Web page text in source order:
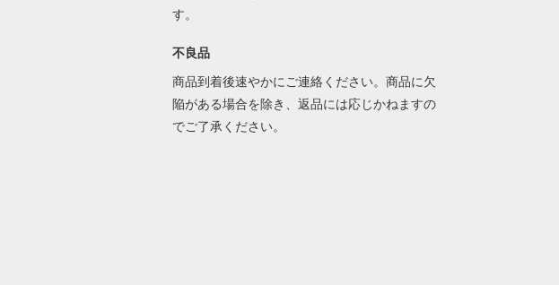
す。
不良品
商品到着後速やかにご連絡ください。商品に欠
陥がある場合を除き、返品には応じかねますの
でご了承ください。